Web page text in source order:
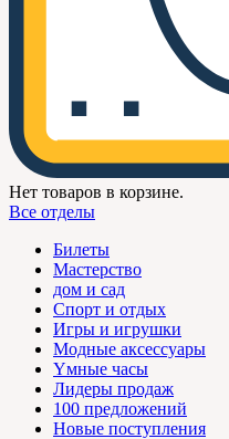
Нет товаров в корзине.
Все отделы
Билеты
Мастерство
дом и сад
Спорт и отдых
Игры и игрушки
Модные аксессуары
Yмные часы
Лидеры продаж
100 предложений
Новые поступления